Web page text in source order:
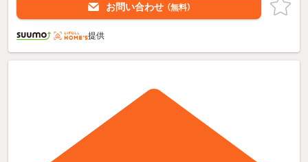
お問い合わせ （無料）
提供